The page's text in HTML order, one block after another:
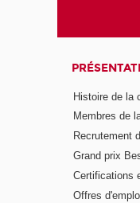
Histoire de la
Membres de
Recrutement
Grand prix
Certifications
Offres